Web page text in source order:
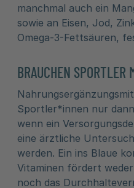
manchmal auch ein
sowie an Eisen, Jod,
Omega-3-Fettsäuren,
BRAUCHEN SPORTLER
Sportler*innen nur
wenn ein
eine ärztliche
werden. Ein ins Blaue
Vitaminen fördert
noch das